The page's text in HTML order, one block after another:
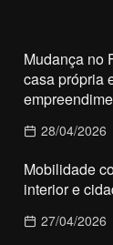
Mudança no
casa própria
28/04/2026
Mobilidade
interior e
27/04/2026